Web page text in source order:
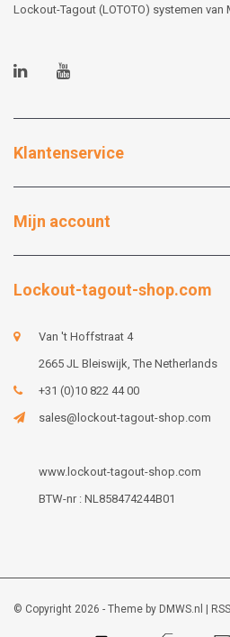
Lockout-Tagout (LOTOTO) systemen
Klantenservice
Mijn account
Lockout-tagout-shop.com
Van 't Hoffstraat 4
2665 JL Bleiswijk, The Netherlands
+31 (0)10 822 44 00
sales@lockout-tagout-shop.com
www.lockout-tagout-shop.com
BTW-nr : NL858474244B01
© Copyright 2026 - Theme by DMWS.nl